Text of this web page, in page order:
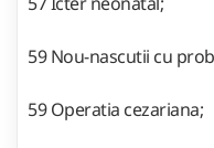
59 Nou-nascutii cu
59 Operatia cezariana;